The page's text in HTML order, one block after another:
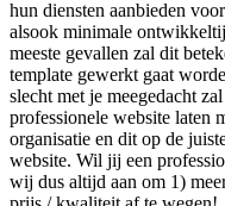
hun diensten aanbieden
alsook minimale
meeste gevallen zal dit
template gewerkt gaat
slecht met je meegedacht
professionele website laten
organisatie en dit op de
website. Wil jij een
wij dus altijd aan om 1)